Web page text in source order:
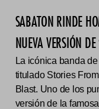
SABATON RINDE
NUEVA VERSIÓN
La icónica banda
titulado Stories
Blast. Uno de los
versión de la